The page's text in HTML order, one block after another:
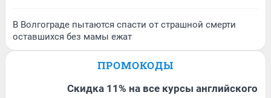
В Волгограде пытаются спасти от страшной смерти
оставшихся без мамы ежат
ПРОМОКОДЫ
Скидка 11% на все курсы английского